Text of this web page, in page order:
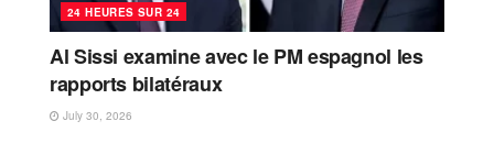
24 HEURES SUR 24
Al Sissi examine avec le PM espagnol les
rapports bilatéraux
July 30, 2026